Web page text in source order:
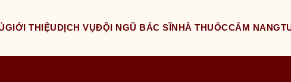
GIỚI THIỆU DỊCH VỤĐỘI NGŨ BÁC SĨ NHÀ THUỐCCẨM NANG